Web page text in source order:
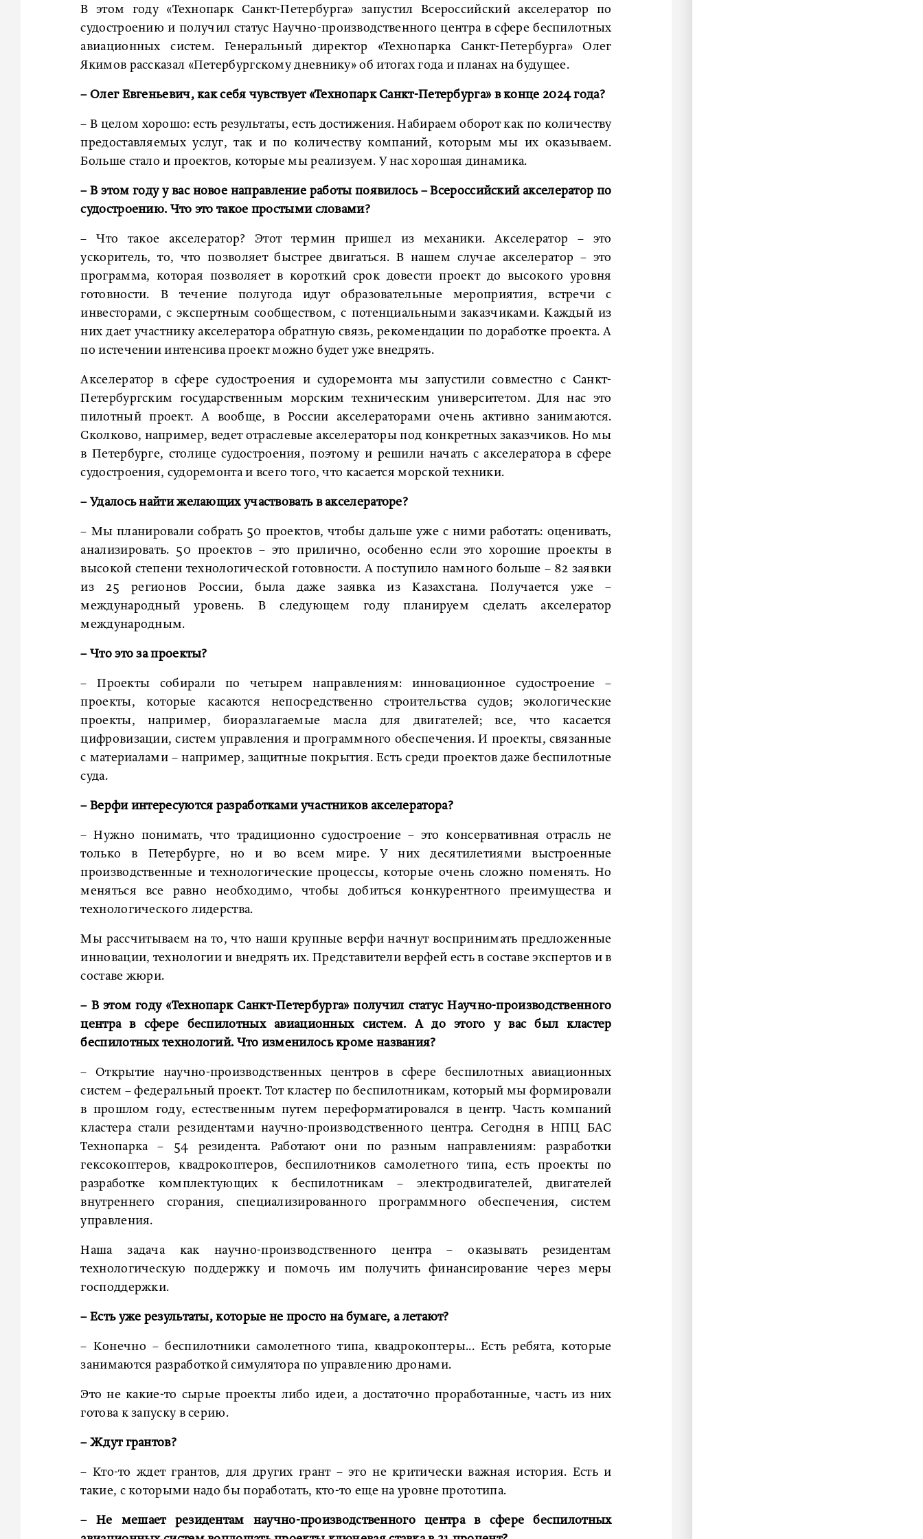
В этом году «Технопарк Санкт-Петербурга» запустил Всероссийский акселератор по
судостроению и получил статус Научно-производственного центра в сфере беспилотных
авиационных систем. Генеральный директор «Технопарка Санкт-Петербурга» Олег
Якимов рассказал «Петербургскому дневнику» об итогах года и планах на будущее.
– Олег Евгеньевич, как себя чувствует «Технопарк Санкт-Петербурга» в конце 2024 года?
– В целом хорошо: есть результаты, есть достижения. Набираем оборот как по количеству
предоставляемых услуг, так и по количеству компаний, которым мы их оказываем.
Больше стало и проектов, которые мы реализуем. У нас хорошая динамика.
– В этом году у вас новое направление работы появилось – Всероссийский акселератор по
судостроению. Что это такое простыми словами?
– Что такое акселератор? Этот термин пришел из механики. Акселератор – это
ускоритель, то, что позволяет быстрее двигаться. В нашем случае акселератор – это
программа, которая позволяет в короткий срок довести проект до высокого уровня
готовности. В течение полугода идут образовательные мероприятия, встречи с
инвесторами, с экспертным сообществом, с потенциальными заказчиками. Каждый из
них дает участнику акселератора обратную связь, рекомендации по доработке проекта. А
по истечении интенсива проект можно будет уже внедрять.
Акселератор в сфере судостроения и судоремонта мы запустили совместно с Санкт-
Петербургским государственным морским техническим университетом. Для нас это
пилотный проект. А вообще, в России акселераторами очень активно занимаются.
Сколково, например, ведет отраслевые акселераторы под конкретных заказчиков. Но мы
в Петербурге, столице судостроения, поэтому и решили начать с акселератора в сфере
судостроения, судоремонта и всего того, что касается морской техники.
– Удалось найти желающих участвовать в акселераторе?
– Мы планировали собрать 50 проектов, чтобы дальше уже с ними работать: оценивать,
анализировать. 50 проектов – это прилично, особенно если это хорошие проекты в
высокой степени технологической готовности. А поступило намного больше – 82 заявки
из 25 регионов России, была даже заявка из Казахстана. Получается уже –
международный уровень. В следующем году планируем сделать акселератор
международным.
– Что это за проекты?
– Проекты собирали по четырем направлениям: инновационное судостроение –
проекты, которые касаются непосредственно строительства судов; экологические
проекты, например, биоразлагаемые масла для двигателей; все, что касается
цифровизации, систем управления и программного обеспечения. И проекты, связанные
с материалами – например, защитные покрытия. Есть среди проектов даже беспилотные
суда.
– Верфи интересуются разработками участников акселератора?
– Нужно понимать, что традиционно судостроение – это консервативная отрасль не
только в Петербурге, но и во всем мире. У них десятилетиями выстроенные
производственные и технологические процессы, которые очень сложно поменять. Но
меняться все равно необходимо, чтобы добиться конкурентного преимущества и
технологического лидерства.
Мы рассчитываем на то, что наши крупные верфи начнут воспринимать предложенные
инновации, технологии и внедрять их. Представители верфей есть в составе экспертов и в
составе жюри.
– В этом году «Технопарк Санкт-Петербурга» получил статус Научно-производственного
центра в сфере беспилотных авиационных систем. А до этого у вас был кластер
беспилотных технологий. Что изменилось кроме названия?
– Открытие научно-производственных центров в сфере беспилотных авиационных
систем – федеральный проект. Тот кластер по беспилотникам, который мы формировали
в прошлом году, естественным путем переформатировался в центр. Часть компаний
кластера стали резидентами научно-производственного центра. Сегодня в НПЦ БАС
Технопарка – 54 резидента. Работают они по разным направлениям: разработки
гексокоптеров, квадрокоптеров, беспилотников самолетного типа, есть проекты по
разработке комплектующих к беспилотникам – электродвигателей, двигателей
внутреннего сгорания, специализированного программного обеспечения, систем
управления.
Наша задача как научно-производственного центра – оказывать резидентам
технологическую поддержку и помочь им получить финансирование через меры
господдержки.
– Есть уже результаты, которые не просто на бумаге, а летают?
– Конечно – беспилотники самолетного типа, квадрокоптеры... Есть ребята, которые
занимаются разработкой симулятора по управлению дронами.
Это не какие-то сырые проекты либо идеи, а достаточно проработанные, часть из них
готова к запуску в серию.
– Ждут грантов?
– Кто-то ждет грантов, для других грант – это не критически важная история. Есть и
такие, с которыми надо бы поработать, кто-то еще на уровне прототипа.
– Не мешает резидентам научно-производственного центра в сфере беспилотных